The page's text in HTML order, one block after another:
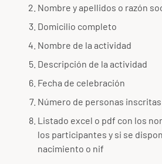
Nombre y apellidos o razón
Domicilio completo
Nombre de la actividad
Descripción de la actividad
Fecha de celebración
Número de personas inscritas
Listado excel o pdf con los
los participantes y si se
nacimiento o nif